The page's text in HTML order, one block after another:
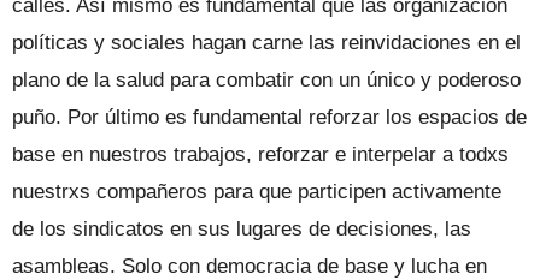
calles. Así mismo es fundamental que las organización
políticas y sociales hagan carne las reinvidaciones en el
plano de la salud para combatir con un único y poderoso
puño. Por último es fundamental reforzar los espacios de
base en nuestros trabajos, reforzar e interpelar a todxs
nuestrxs compañeros para que participen activamente
de los sindicatos en sus lugares de decisiones, las
asambleas. Solo con democracia de base y lucha en